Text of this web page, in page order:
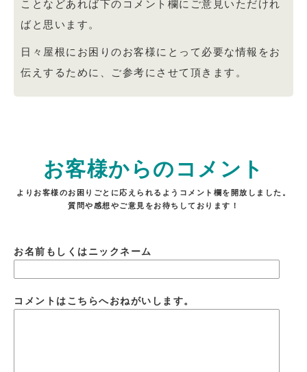
ことなどあれば下のコメント欄にご意見いただけれ
ばと思います。
日々屋根にお困りのお客様にとって必要な情報をお
伝えするために、ご参考にさせて頂きます。
お客様からのコメント
よりお客様のお困りごとに応えられるようコメント欄を開放しました。
質問や感想やご意見をお待ちしております！
お名前もしくはニックネーム
コメントはこちらへおねがいします。